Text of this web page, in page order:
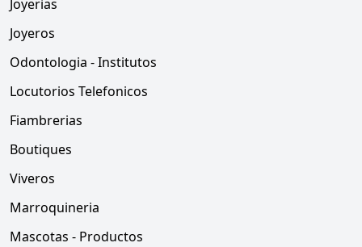
Joyerias
Joyeros
Odontologia - Institutos
Locutorios Telefonicos
Fiambrerias
Boutiques
Viveros
Marroquineria
Mascotas - Productos